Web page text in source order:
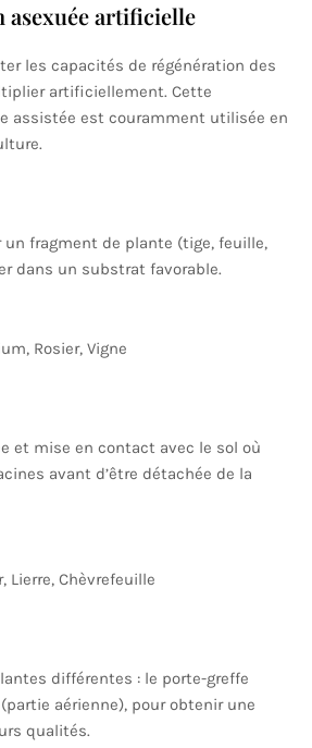
asexuée artificielle
les capacités de régénération des
artificiellement. Cette
assistée est couramment utilisée en
un fragment de plante (tige, feuille,
dans un substrat favorable.
Rosier, Vigne
et mise en contact avec le sol où
avant d’être détachée de la
Lierre, Chèvrefeuille
différentes : le porte-greffe
aérienne), pour obtenir une
qualités.